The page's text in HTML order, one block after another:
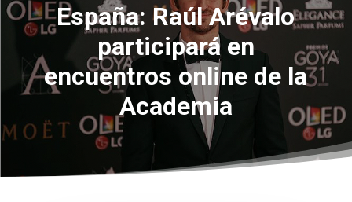
España: Raúl Arévalo
participará en
encuentros online de la
Academia